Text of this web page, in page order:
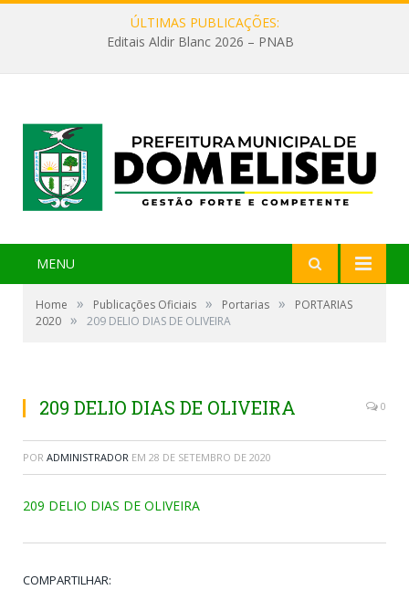
ÚLTIMAS PUBLICAÇÕES:
Editais Aldir Blanc 2026 – PNAB
MENU
Home » Publicações Oficiais » Portarias »
PORTARIAS
2020 » 209 DELIO DIAS DE OLIVEIRA
209 DELIO DIAS DE OLIVEIRA 0
POR ADMINISTRADOR EM 28 DE SETEMBRO DE 2020
209 DELIO DIAS DE OLIVEIRA
COMPARTILHAR: